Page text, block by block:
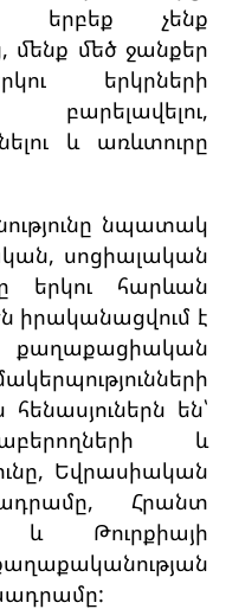
երբեք չենք
մենք մեծ ջանքեր
երկրների
բարելավելու,
և առևտուրը
նպատակ
սոցիալական
երկու հարևան
իրականացվում է
են՝
և
Եվրասիական
Հրանտ
և Թուրքիայի